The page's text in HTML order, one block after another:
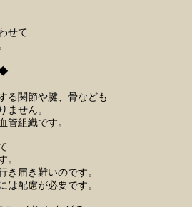
せて
◆
る関節や腱、骨なども
ません。
管組織です。
。
き届き難いのです。
は配慮が必要です。